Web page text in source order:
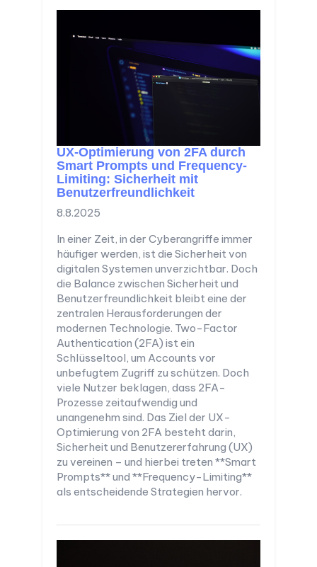
UX-Optimierung von 2FA durch
Smart Prompts und Frequency-
Limiting: Sicherheit mit
Benutzerfreundlichkeit
8.8.2025
In einer Zeit, in der Cyberangriffe immer
häufiger werden, ist die Sicherheit von
digitalen Systemen unverzichtbar. Doch
die Balance zwischen Sicherheit und
Benutzerfreundlichkeit bleibt eine der
zentralen Herausforderungen der
modernen Technologie. Two-Factor
Authentication (2FA) ist ein
Schlüsseltool, um Accounts vor
unbefugtem Zugriff zu schützen. Doch
viele Nutzer beklagen, dass 2FA-
Prozesse zeitaufwendig und
unangenehm sind. Das Ziel der UX-
Optimierung von 2FA besteht darin,
Sicherheit und Benutzererfahrung (UX)
zu vereinen – und hierbei treten **Smart
Prompts** und **Frequency-Limiting**
als entscheidende Strategien hervor.